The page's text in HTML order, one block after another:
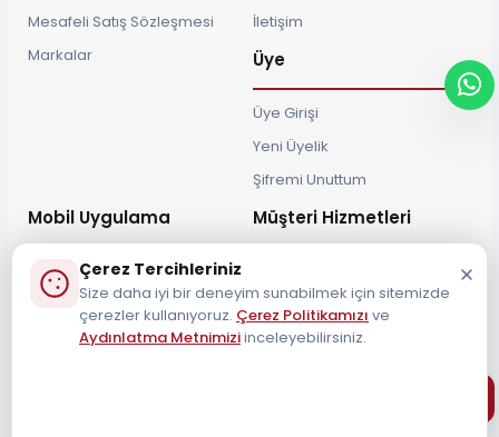
Mesafeli Satış Sözleşmesi
Markalar
İletişim
Üye
Üye Girişi
Yeni Üyelik
Şifremi Unuttum
Mobil Uygulama Müşteri Hizmetleri
Müşteri Destek Hattı
Çerez Tercihleriniz
Size daha iyi bir deneyim sunabilmek için sitemizde
çerezler kullanıyoruz. Çerez Politikamızı ve
Aydınlatma Metnimiziinceleyebilirsiniz.